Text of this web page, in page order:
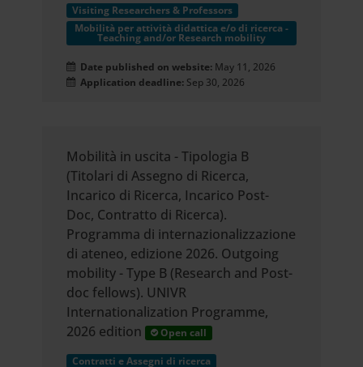
Visiting Researchers & Professors
Mobilità per attività didattica e/o di ricerca -
Teaching and/or Research mobility
Date published on website: May 11, 2026
Application deadline: Sep 30, 2026
Mobilità in uscita - Tipologia B
(Titolari di Assegno di Ricerca,
Incarico di Ricerca, Incarico Post-
Doc, Contratto di Ricerca).
Programma di internazionalizzazione
di ateneo, edizione 2026. Outgoing
mobility - Type B (Research and Post-
doc fellows). UNIVR
Internationalization Programme,
2026 edition
Open call
Contratti e Assegni di ricerca